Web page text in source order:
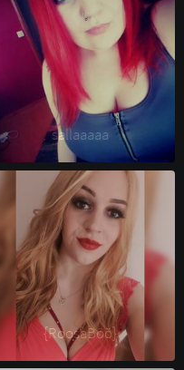
sallaaaaa
{RoosaBöö}